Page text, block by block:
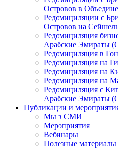
Островов в
Редомициляции с
Островов на
Редомициляция
Арабские Эмираты
Редомициляция в
Редомициляция на
Редомициляция на
Редомициляция на
Редомициляция с
Арабские Эмираты
Публикации и
Мы в СМИ
Мероприятия
Вебинары
Полезные материалы